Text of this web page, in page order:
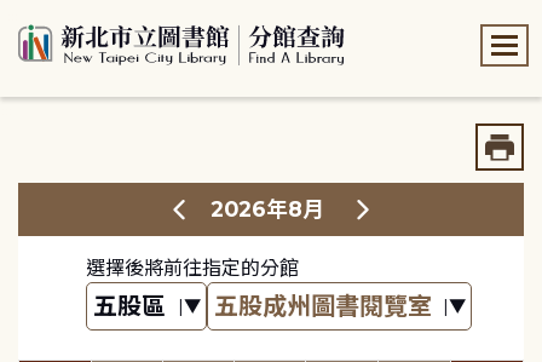
2026年8月
選擇後將前往指定的分館